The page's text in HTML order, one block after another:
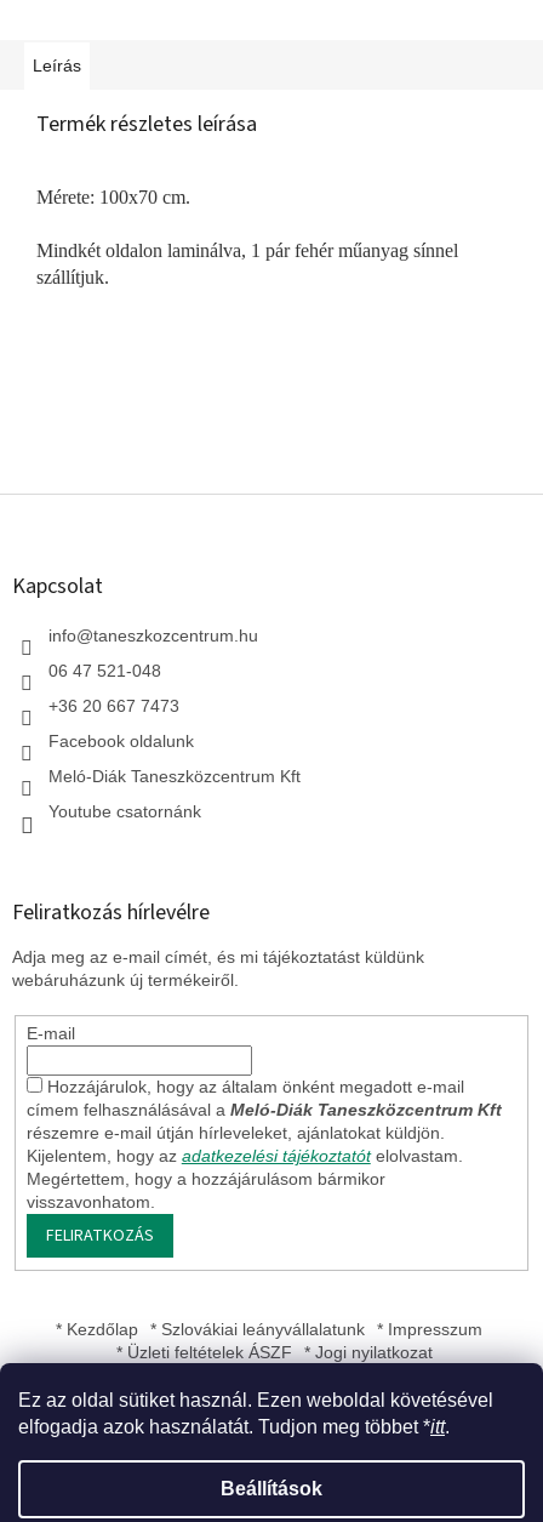
Ez az oldal sütiket használ. Ezen weboldal követésével
elfogadja azok használatát. Tudjon meg többet *itt.
Beállítások
Leírás
Termék részletes leírása
Mérete: 100x70 cm.
Mindkét oldalon laminálva, 1 pár fehér műanyag sínnel
szállítjuk.
L
Kapcsolat
info@taneszkozcentrum.hu
06 47 521-048
+36 20 667 7473
Facebook oldalunk
Meló-Diák Taneszközcentrum Kft
Youtube csatornánk
Feliratkozás hírlevélre
Adja meg az e-mail címét, és mi tájékoztatást küldünk
webáruházunk új termékeiről.
E-mail
Hozzájárulok, hogy az általam önként megadott e-mail
címem felhasználásával a Meló-Diák Taneszközcentrum Kft
részemre e-mail útján hírleveleket, ajánlatokat küldjön.
Kijelentem, hogy az adatkezelési tájékoztatót elolvastam.
Megértettem, hogy a hozzájárulásom bármikor
visszavonhatom.
FELIRATKOZÁS
* Kezdőlap * Szlovákiai leányvállalatunk
* Impresszum
* Üzleti feltételek ÁSZF
* Jogi nyilatkozat